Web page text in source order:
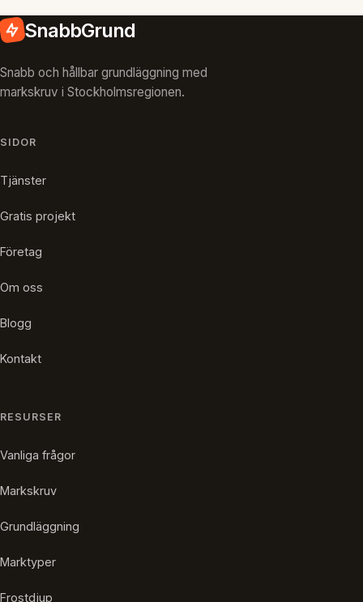
SnabbGrund
Snabb och hållbar grundläggning med
markskruv i Stockholmsregionen.
SIDOR
Tjänster
Gratis projekt
Företag
Om oss
Blogg
Kontakt
RESURSER
Vanliga frågor
Markskruv
Grundläggning
Marktyper
Frostdjup